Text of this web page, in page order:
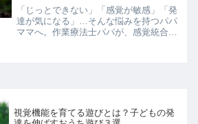
「じっとできない」「感覚が敏感」「発
達が気になる」…そんな悩みを持つパパ
ママへ。作業療法士パパが、感覚統合・
視覚機能を育てる遊びとは？子どもの発